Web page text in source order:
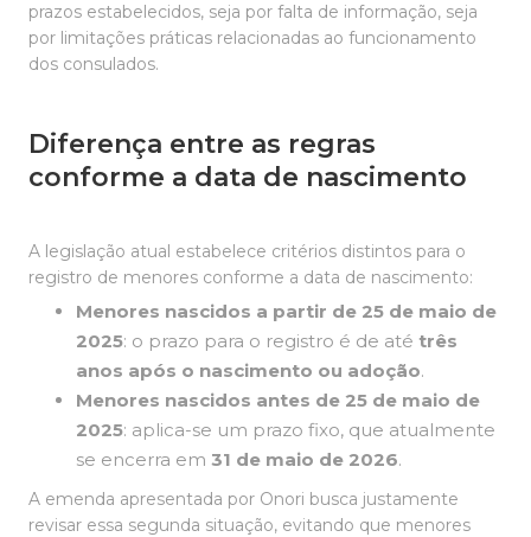
prazos estabelecidos, seja por falta de informação, seja
por limitações práticas relacionadas ao funcionamento
dos consulados.
Diferença entre as regras
conforme a data de nascimento
A legislação atual estabelece critérios distintos para o
registro de menores conforme a data de nascimento:
Menores nascidos a partir de 25 de maio de
2025: o prazo para o registro é de até três
anos após o nascimento ou adoção.
Menores nascidos antes de 25 de maio de
2025: aplica-se um prazo fixo, que atualmente
se encerra em 31 de maio de 2026.
A emenda apresentada por Onori busca justamente
revisar essa segunda situação, evitando que menores